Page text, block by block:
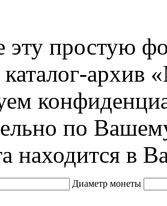
эту простую
каталог-архив
по
находится в
Диаметр монеты